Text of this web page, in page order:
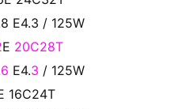
E4.3 / 125W
E 20C28T
6 E4.3 / 125W
16C24T